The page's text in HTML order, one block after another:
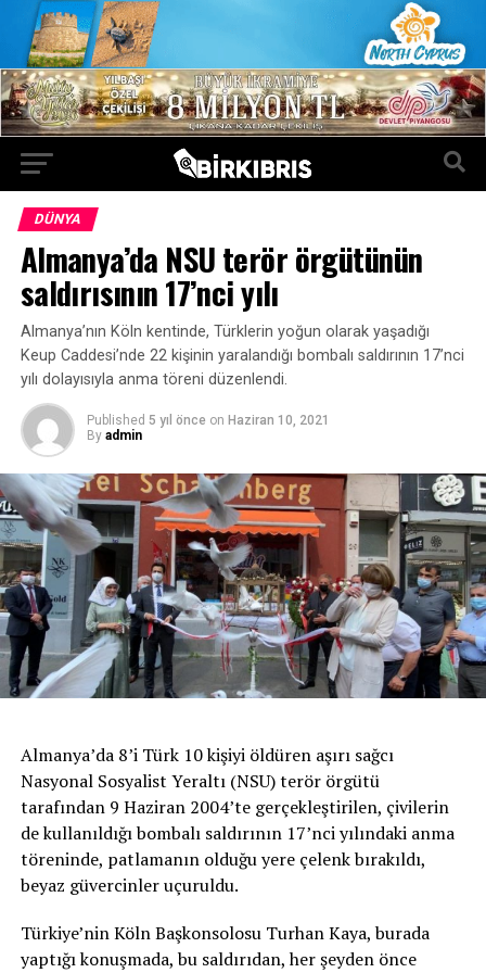
DÜNYA
Almanya’da NSU terör örgütünün
saldırısının 17’nci yılı
Almanya’nın Köln kentinde, Türklerin yoğun olarak yaşadığı
Keup Caddesi’nde 22 kişinin yaralandığı bombalı saldırının 17’nci
yılı dolayısıyla anma töreni düzenlendi.
Published 5 yıl önce on Haziran 10, 2021
By admin
Almanya’da 8’i Türk 10 kişiyi öldüren aşırı sağcı
Nasyonal Sosyalist Yeraltı (NSU) terör örgütü
tarafından 9 Haziran 2004’te gerçekleştirilen, çivilerin
de kullanıldığı bombalı saldırının 17’nci yılındaki anma
töreninde, patlamanın olduğu yere çelenk bırakıldı,
beyaz güvercinler uçuruldu.
Türkiye’nin Köln Başkonsolosu Turhan Kaya, burada
yaptığı konuşmada, bu saldırıdan, her şeyden önce